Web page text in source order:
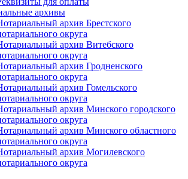
архивы
архив Брестского
округа
архив Витебского
округа
архив Гродненского
округа
архив Гомельского
округа
архив Минского городского
округа
архив Минского областного
округа
архив Могилевского
округа